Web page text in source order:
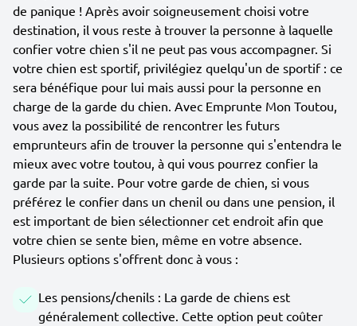
de panique ! Après avoir soigneusement choisi votre
destination, il vous reste à trouver la personne à laquelle
confier votre chien s'il ne peut pas vous accompagner. Si
votre chien est sportif, privilégiez quelqu'un de sportif : ce
sera bénéfique pour lui mais aussi pour la personne en
charge de la garde du chien. Avec Emprunte Mon Toutou,
vous avez la possibilité de rencontrer les futurs
emprunteurs afin de trouver la personne qui s'entendra le
mieux avec votre toutou, à qui vous pourrez confier la
garde par la suite. Pour votre garde de chien, si vous
préférez le confier dans un chenil ou dans une pension, il
est important de bien sélectionner cet endroit afin que
votre chien se sente bien, même en votre absence.
Plusieurs options s'offrent donc à vous :
Les pensions/chenils : La garde de chiens est
généralement collective. Cette option peut coûter